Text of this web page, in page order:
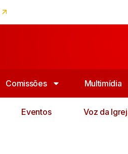
Comissões Multimídia
Eventos Voz da